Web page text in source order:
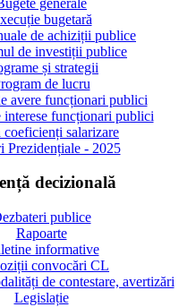
bugetară
de achiziții publice
de investiții publice
și strategii
de lucru
avere funcționari publici
interese funcționari publici
coeficienți salarizare
Prezidențiale - 2025
decizională
publice
Rapoarte
informative
convocări CL
de contestare, avertizări
Legislație